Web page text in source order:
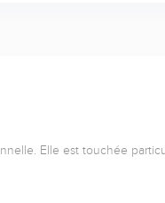
Elle est touchée